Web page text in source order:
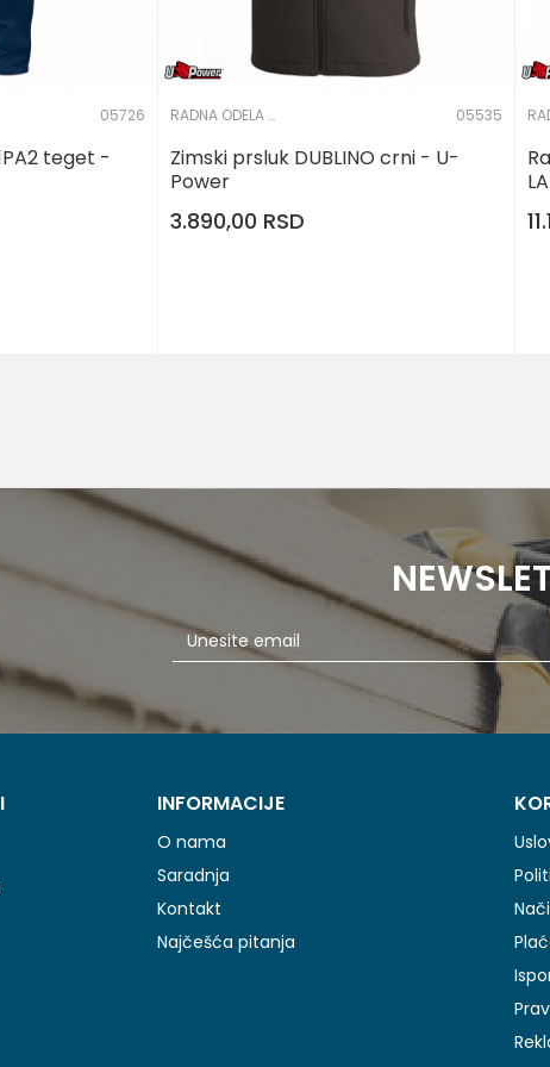
05726
teget -
RADNA ODELA I PANTALONE 05535
Zimski prsluk DUBLINO crni - U-
Power
3.890,00 RSD
INFORMACIJE
O nama
Saradnja
Kontakt
Najčešća pitanja